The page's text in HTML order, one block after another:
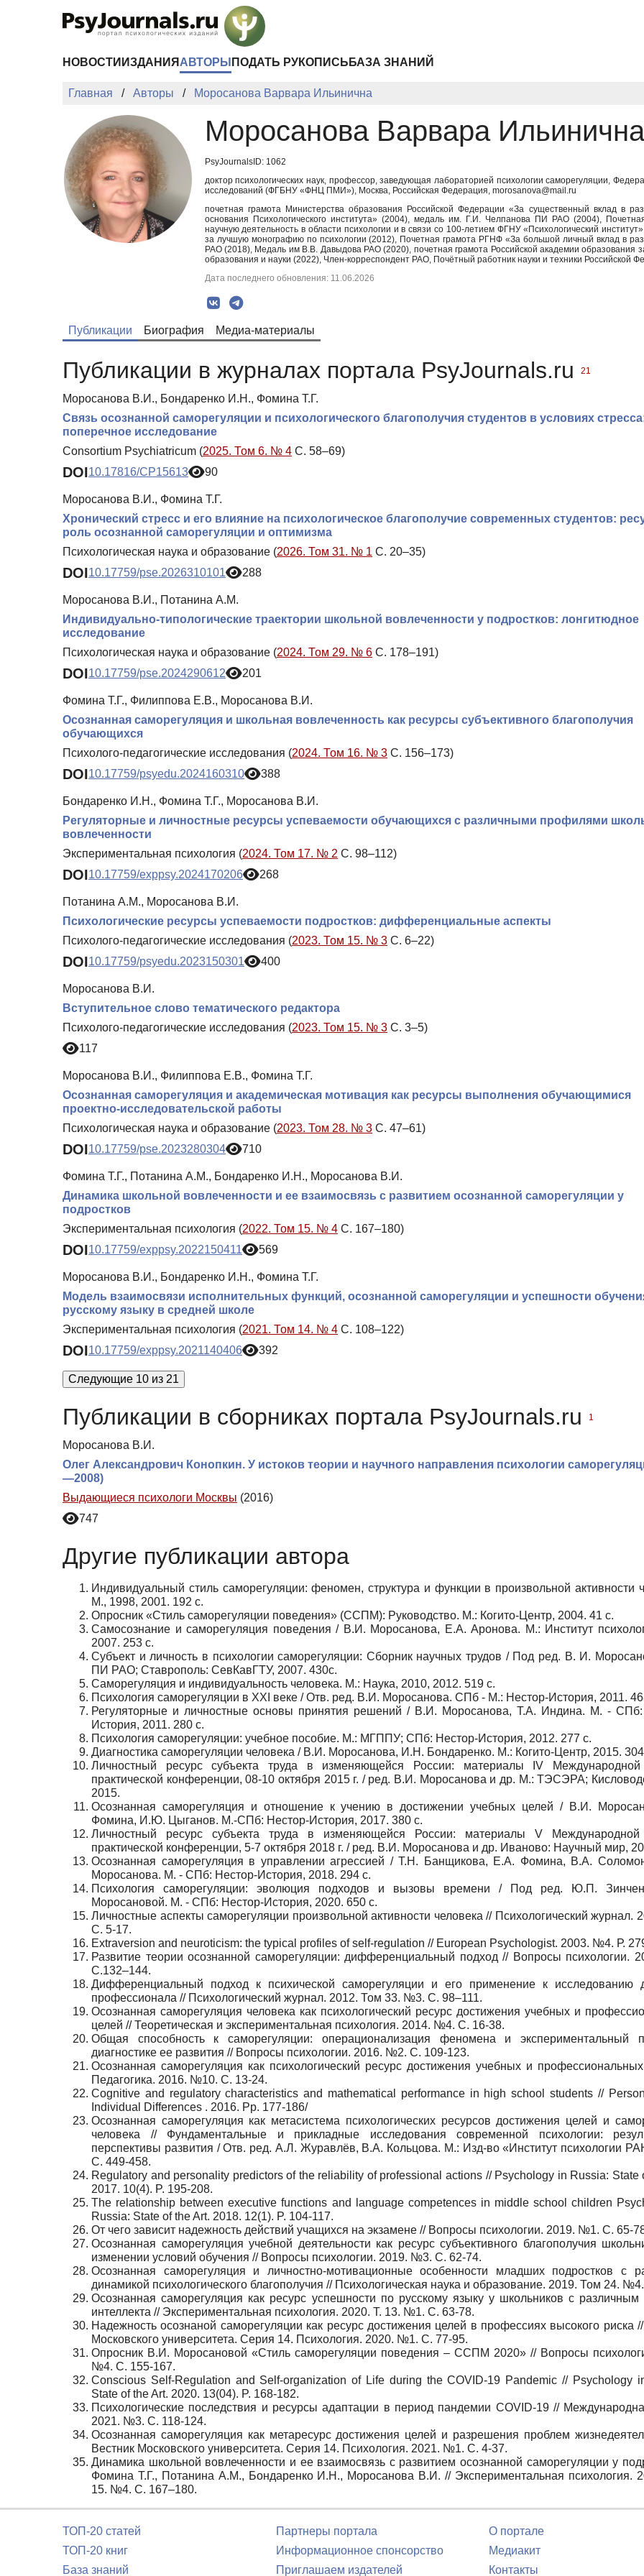
НОВОСТИ ИЗДАНИЯ АВТОРЫ ПОДАТЬ РУКОПИСЬ БАЗА ЗНАНИЙ
Главная Авторы Моросанова Варвара Ильинична
Моросанова Варвара Ильинична
PsyJournalsID: 1062
доктор психологических наук, профессор, заведующая лабораторией психологии саморегуляции,
исследований (ФГБНУ «ФНЦ ПМИ»), Москва, Российская Федерация, morosanova@mail.ru
почетная грамота Министерства образования Российской Федерации «За существенный вклад в
основания Психологического института» (2004), медаль им. Г.И. Челпанова ПИ РАО (2004),
научную деятельность в области психологии и в связи со 100-летием ФГНУ «Психологический
за лучшую монографию по психологии (2012), Почетная грамота РГНФ «За большой личный вклад в
РАО (2018), Медаль им В.В. Давыдова РАО (2020), почетная грамота Российской академии образования
образования и науки (2022), Член-корреспондент РАО, Почётный работник науки и техники Российской
Дата последнего обновления: 11.06.2026
Публикации Биография Медиа-материалы
Публикации в журналах портала PsyJournals.ru 21
Моросанова В.И., Бондаренко И.Н., Фомина Т.Г.
Связь осознанной саморегуляции и психологического благополучия студентов в условиях
поперечное исследование
Consortium Psychiatricum (2025. Том 6. № 4 С. 58–69)
DOI10.17816/CP15613 90
Моросанова В.И., Фомина Т.Г.
Хронический стресс и его влияние на психологическое благополучие современных студентов:
роль осознанной саморегуляции и оптимизма
Психологическая наука и образование (2026. Том 31. № 1 С. 20–35)
DOI10.17759/pse.2026310101 288
Моросанова В.И., Потанина А.М.
Индивидуально-типологические траектории школьной вовлеченности у подростков: лонгитюдное
исследование
Психологическая наука и образование (2024. Том 29. № 6 С. 178–191)
DOI10.17759/pse.2024290612 201
Фомина Т.Г., Филиппова Е.В., Моросанова В.И.
Осознанная саморегуляция и школьная вовлеченность как ресурсы субъективного благополучия
обучающихся
Психолого-педагогические исследования (2024. Том 16. № 3 С. 156–173)
DOI10.17759/psyedu.2024160310 388
Бондаренко И.Н., Фомина Т.Г., Моросанова В.И.
Регуляторные и личностные ресурсы успеваемости обучающихся с различными профилями
вовлеченности
Экспериментальная психология (2024. Том 17. № 2 С. 98–112)
DOI10.17759/exppsy.2024170206 268
Потанина А.М., Моросанова В.И.
Психологические ресурсы успеваемости подростков: дифференциальные аспекты
Психолого-педагогические исследования (2023. Том 15. № 3 С. 6–22)
DOI10.17759/psyedu.2023150301 400
Моросанова В.И.
Вступительное слово тематического редактора
Психолого-педагогические исследования (2023. Том 15. № 3 С. 3–5)
117
Моросанова В.И., Филиппова Е.В., Фомина Т.Г.
Осознанная саморегуляция и академическая мотивация как ресурсы выполнения обучающимися
проектно-исследовательской работы
Психологическая наука и образование (2023. Том 28. № 3 С. 47–61)
DOI10.17759/pse.2023280304 710
Фомина Т.Г., Потанина А.М., Бондаренко И.Н., Моросанова В.И.
Динамика школьной вовлеченности и ее взаимосвязь с развитием осознанной саморегуляции у
подростков
Экспериментальная психология (2022. Том 15. № 4 С. 167–180)
DOI10.17759/exppsy.2022150411 569
Моросанова В.И., Бондаренко И.Н., Фомина Т.Г.
Модель взаимосвязи исполнительных функций, осознанной саморегуляции и успешности
русскому языку в средней школе
Экспериментальная психология (2021. Том 14. № 4 С. 108–122)
DOI10.17759/exppsy.2021140406 392
Следующие 10 из 21
Публикации в сборниках портала PsyJournals.ru 1
Моросанова В.И.
Олег Александрович Конопкин. У истоков теории и научного направления психологии
—2008)
Выдающиеся психологи Москвы (2016)
747
Другие публикации автора
Индивидуальный стиль саморегуляции: феномен, структура и функции в произвольной активности
М., 1998, 2001. 192 с.
Опросник «Стиль саморегуляции поведения» (ССПМ): Руководство. М.: Когито-Центр, 2004. 41 с.
Самосознание и саморегуляция поведения / В.И. Моросанова, Е.А. Аронова. М.: Институт
2007. 253 с.
Субъект и личность в психологии саморегуляции: Сборник научных трудов / Под ред. В. И.
ПИ РАО; Ставрополь: СевКавГТУ, 2007. 430с.
Саморегуляция и индивидуальность человека. М.: Наука, 2010, 2012. 519 с.
Психология саморегуляции в XXI веке / Отв. ред. В.И. Моросанова. СПб - М.: Нестор-История, 2011.
Регуляторные и личностные основы принятия решений / В.И. Моросанова, Т.А. Индина. М. -
История, 2011. 280 с.
Психология саморегуляции: учебное пособие. М.: МГППУ; СПб: Нестор-История, 2012. 277 с.
Диагностика саморегуляции человека / В.И. Моросанова, И.Н. Бондаренко. М.: Когито-Центр, 2015.
Личностный ресурс субъекта труда в изменяющейся России: материалы IV Международной
практической конференции, 08-10 октября 2015 г. / ред. В.И. Моросанова и др. М.: ТЭСЭРА;
2015.
Осознанная саморегуляция и отношение к учению в достижении учебных целей / В.И.
Фомина, И.Ю. Цыганов. М.-СПб: Нестор-История, 2017. 380 с.
Личностный ресурс субъекта труда в изменяющейся России: материалы V Международной
практической конференции, 5-7 октября 2018 г. / ред. В.И. Моросанова и др. Иваново: Научный мир,
Осознанная саморегуляция в управлении агрессией / Т.Н. Банщикова, Е.А. Фомина, В.А.
Моросанова. М. - СПб: Нестор-История, 2018. 294 с.
Психология саморегуляции: эволюция подходов и вызовы времени / Под ред. Ю.П.
Моросановой. М. - СПб: Нестор-История, 2020. 650 с.
Личностные аспекты саморегуляции произвольной активности человека // Психологический журнал.
С. 5-17.
Extraversion and neuroticism: the typical profiles of self-regulation // European Psychologist. 2003. №4. Р.
Развитие теории осознанной саморегуляции: дифференциальный подход // Вопросы психологии.
С.132–144.
Дифференциальный подход к психической саморегуляции и его применение к исследованию
профессионала // Психологический журнал. 2012. Том 33. №3. С. 98–111.
Осознанная саморегуляция человека как психологический ресурс достижения учебных и
целей // Теоретическая и экспериментальная психология. 2014. №4. С. 16-38.
Общая способность к саморегуляции: операционализация феномена и экспериментальный
диагностике ее развития // Вопросы психологии. 2016. №2. С. 109-123.
Осознанная саморегуляция как психологический ресурс достижения учебных и
Педагогика. 2016. №10. С. 13-24.
Cognitive and regulatory characteristics and mathematical performance in high school students //
Individual Differences . 2016. Pp. 177-186/
Осознанная саморегуляция как метасистема психологических ресурсов достижения целей и
человека // Фундаментальные и прикладные исследования современной психологии:
перспективы развития / Отв. ред. А.Л. Журавлёв, В.А. Кольцова. М.: Изд-во «Институт психологии
С. 449-458.
Regulatory and personality predictors of the reliability of professional actions // Psychology in Russia: State
2017. 10(4). P. 195-208.
The relationship between executive functions and language competences in middle school children
Russia: State of the Art. 2018. 12(1). P. 104-117.
От чего зависит надежность действий учащихся на экзамене // Вопросы психологии. 2019. №1. С. 65-
Осознанная саморегуляция учебной деятельности как ресурс субъективного благополучия
изменении условий обучения // Вопросы психологии. 2019. №3. С. 62-74.
Осознанная саморегуляция и личностно-мотивационные особенности младших подростков с
динамикой психологического благополучия // Психологическая наука и образование. 2019. Том 24.
Осознанная саморегуляция как ресурс успешности по русскому языку у школьников с различным
интеллекта // Экспериментальная психология. 2020. Т. 13. №1. С. 63-78.
Надежность осознаной саморегуляции как ресурс достижения целей в профессиях высокого риска
Московского университета. Серия 14. Психология. 2020. №1. C. 77-95.
Опросник В.И. Моросановой «Стиль саморегуляции поведения – ССПМ 2020» // Вопросы
№4. С. 155-167.
Conscious Self-Regulation and Self-organization of Life during the COVID-19 Pandemic // Psychology
State of the Art. 2020. 13(04). P. 168-182.
Психологические последствия и ресурсы адаптации в период пандемии COVID-19 //
2021. №3. С. 118-124.
Осознанная саморегуляция как метаресурс достижения целей и разрешения проблем
Вестник Московского университета. Серия 14. Психология. 2021. №1. C. 4-37.
Динамика школьной вовлеченности и ее взаимосвязь с развитием осознанной саморегуляции у
Фомина Т.Г., Потанина А.М., Бондаренко И.Н., Моросанова В.И. // Экспериментальная психология.
15. №4. С. 167–180.
ТОП-20 статей
ТОП-20 книг
База знаний
Партнеры портала
Информационное спонсорство
Приглашаем издателей
О портале
Медиакит
Контакты